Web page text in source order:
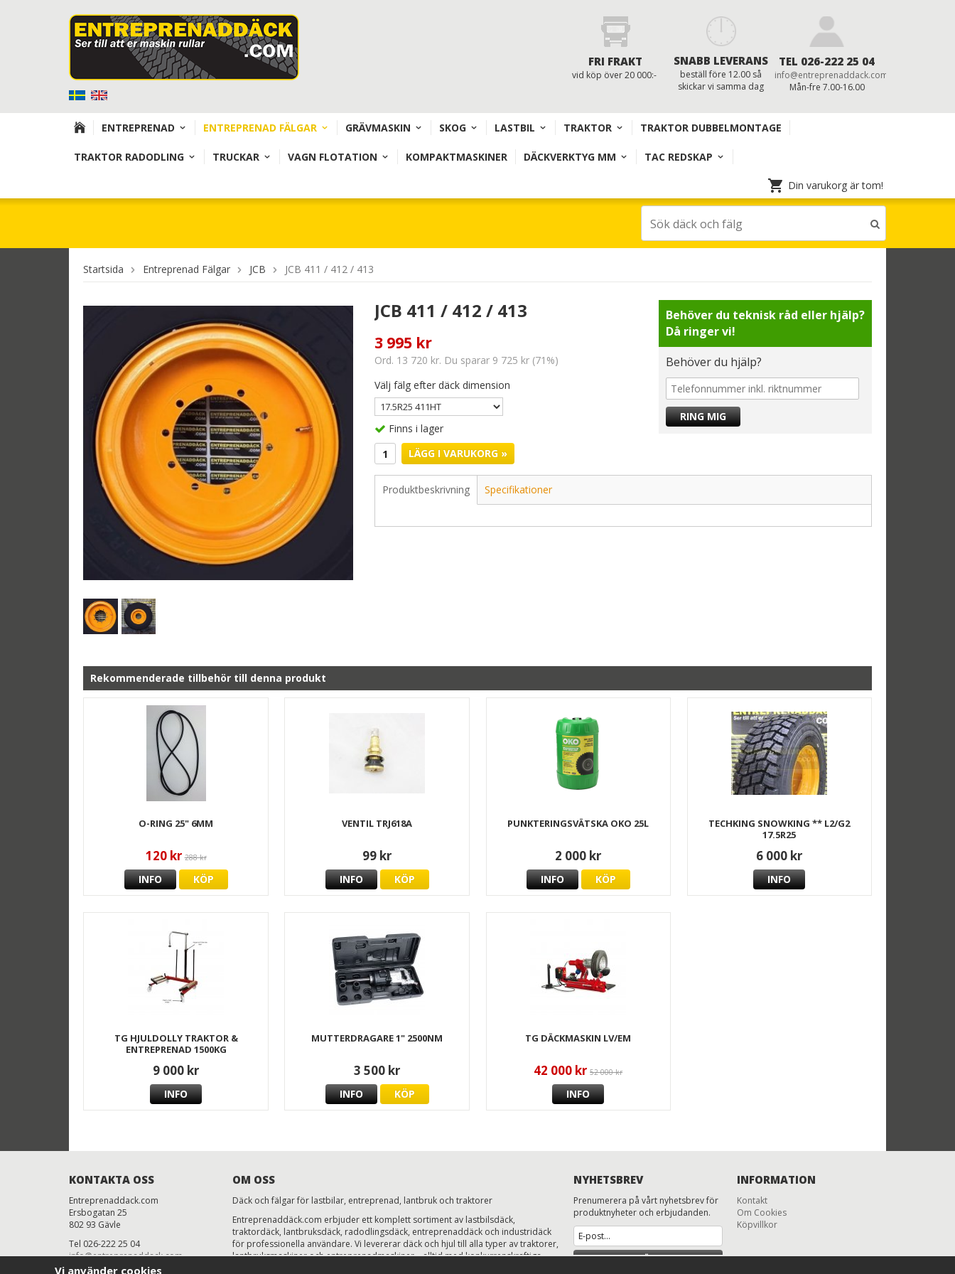
FRI FRAKT
vid köp över 20 000:-
SNABB LEVERANS
beställ före 12.00 så
skickar vi samma dag
TEL 026-222 25 04
info@entreprenaddack.com
Mån-fre 7.00-16.00
ENTREPRENAD ENTREPRENAD FÄLGAR GRÄVMASKIN SKOG LASTBIL TRAKTOR TRAKTOR DUBBELMONTAGE
TRAKTOR RADODLING TRUCKAR VAGN FLOTATION KOMPAKTMASKINER DÄCKVERKTYG MM TAC REDSKAP
Din varukorg är tom!
Startsida Entreprenad Fälgar JCB JCB 411 / 412 / 413
Behöver du teknisk råd eller hjälp?
Då ringer vi!
Behöver du hjälp?
JCB 411 / 412 / 413
3 995 kr
Ord. 13 720 kr. Du sparar 9 725 kr (71%)
Välj fälg efter däck dimension
Finns i lager
LÄGG I VARUKORG »
Produktbeskrivning Specifikationer
Rekommenderade tillbehör till denna produkt
O-RING 25" 6MM
120 kr 288 kr
INFO KÖP
VENTIL TRJ618A
99 kr
INFO KÖP
PUNKTERINGSVÄTSKA OKO 25L
2 000 kr
INFO KÖP
TECHKING SNOWKING ** L2/G2
17.5R25
6 000 kr
INFO
TG HJULDOLLY TRAKTOR &
ENTREPRENAD 1500KG
9 000 kr
INFO
MUTTERDRAGARE 1" 2500NM
3 500 kr
INFO KÖP
TG DÄCKMASKIN LV/EM
42 000 kr 52 000 kr
INFO
KONTAKTA OSS
Entreprenaddack.com
Ersbogatan 25
802 93 Gävle
Tel 026-222 25 04
info@entreprenaddack.com
Mån-Fre 7.00-16.00
INFORMATION
Kontakt
Om Cookies
Köpvillkor
NYHETSBREV
Prenumerera på vårt nyhetsbrev för
produktnyheter och erbjudanden.
ANMÄL MIG
OM OSS
Däck och fälgar för lastbilar, entreprenad, lantbruk och traktorer
Entreprenaddäck.com erbjuder ett komplett sortiment av lastbilsdäck,
traktordäck, lantbruksdäck, radodlingsdäck, entreprenaddäck och industridäck
för professionella användare. Vi levererar däck och hjul till alla typer av traktorer,
lantbruksmaskiner och entreprenadmaskiner – alltid med konkurrenskraftiga
Vi använder cookies